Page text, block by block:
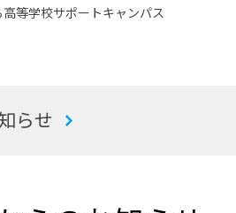
等学校サポートキャンパス
らせ